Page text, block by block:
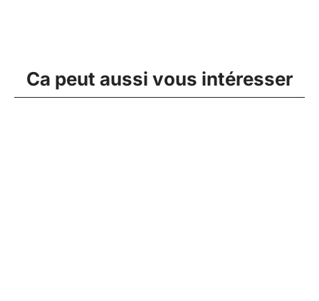
Ca peut aussi vous intéresser